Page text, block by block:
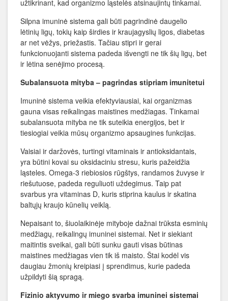
užtikrinant, kad organizmo ląstelės atsinaujintų tinkamai.
Silpna imuninė sistema gali būti pagrindinė daugelio
lėtinių ligų, tokių kaip širdies ir kraujagyslių ligos, diabetas
ar net vėžys, priežastis. Tačiau stipri ir gerai
funkcionuojanti sistema padeda išvengti ne tik šių ligų, bet
ir lėtina senėjimo procesą.
Subalansuota mityba – pagrindas stipriam imunitetui
Imuninė sistema veikia efektyviausiai, kai organizmas
gauna visas reikalingas maistines medžiagas. Tinkamai
subalansuota mityba ne tik suteikia energijos, bet ir
tiesiogiai veikia mūsų organizmo apsaugines funkcijas.
Vaisiai ir daržovės, turtingi vitaminais ir antioksidantais,
yra būtini kovai su oksidaciniu stresu, kuris pažeidžia
ląsteles. Omega-3 riebiosios rūgštys, randamos žuvyse ir
riešutuose, padeda reguliuoti uždegimus. Taip pat
svarbus yra vitaminas D, kuris stiprina kaulus ir skatina
baltųjų kraujo kūnelių veiklą.
Nepaisant to, šiuolaikinėje mityboje dažnai trūksta esminių
medžiagų, reikalingų imuninei sistemai. Net ir siekiant
maitintis sveikai, gali būti sunku gauti visas būtinas
maistines medžiagas vien tik iš maisto. Štai kodėl vis
daugiau žmonių kreipiasi į sprendimus, kurie padeda
užpildyti šią spragą.
Fizinio aktyvumo ir miego svarba imuninei sistemai